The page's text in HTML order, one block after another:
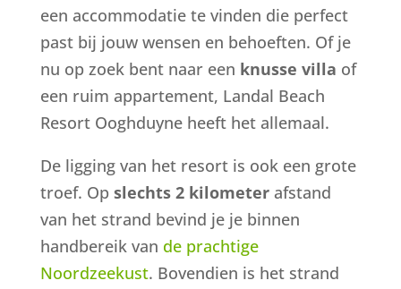
een accommodatie te vinden die perfect
past bij jouw wensen en behoeften. Of je
nu op zoek bent naar een knusse villa of
een ruim appartement, Landal Beach
Resort Ooghduyne heeft het allemaal.
De ligging van het resort is ook een grote
troef. Op slechts 2 kilometerafstand
van het strand bevind je je binnen
handbereik van de prachtige
Noordzeekust. Bovendien is het strand